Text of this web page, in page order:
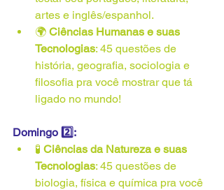
artes e inglês/espanhol.
🌍 Ciências Humanas e suas
Tecnologias: 45 questões de
história, geografia, sociologia e
filosofia pra você mostrar que tá
ligado no mundo!
Domingo 2️⃣:
🧪 Ciências da Natureza e suas
Tecnologias: 45 questões de
biologia, física e química pra você